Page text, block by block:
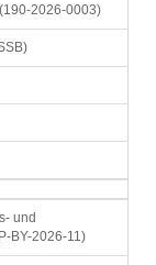
2026-0003)
und
BY-2026-11)